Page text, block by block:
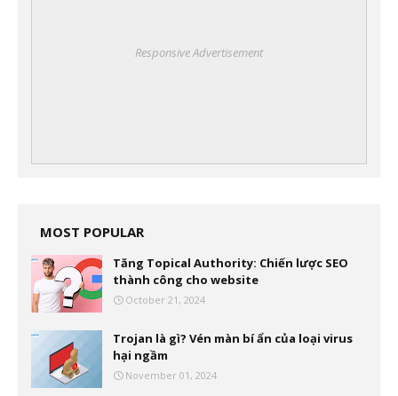
Responsive Advertisement
MOST POPULAR
Tăng Topical Authority: Chiến lược SEO
thành công cho website
October 21, 2024
Trojan là gì? Vén màn bí ẩn của loại virus
hại ngầm
November 01, 2024